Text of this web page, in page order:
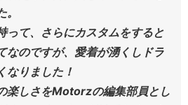
って、さらにカスタムをすると
なのですが、愛着が湧くしドラ
なりました！
楽しさをMotorzの編集部員とし